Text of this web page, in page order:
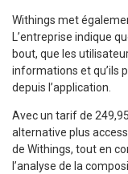
Withings met
L’entreprise indique
bout, que les
informations et qu’ils
depuis l’application.
Avec un tarif de
alternative plus
de Withings, tout en
l’analyse de la